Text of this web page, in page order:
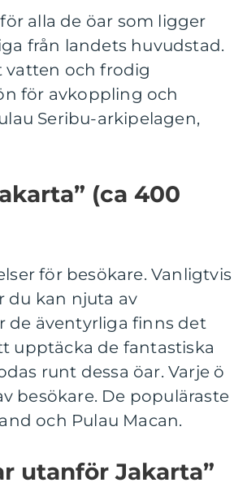
alla de öar som ligger
från landets huvudstad.
vatten och frodig
för avkoppling och
Seribu-arkipelagen,
(ca 400
för besökare. Vanligtvis
du kan njuta av
de äventyrliga finns det
upptäcka de fantastiska
runt dessa öar. Varje ö
besökare. De populäraste
och Pulau Macan.
utanför Jakarta”